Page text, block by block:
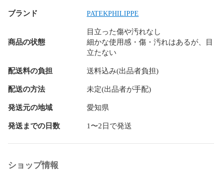
約17cm
※サイズが気になる方は一度お問い合わせ下さい。
＜風防＞
自動巻き
＜精度＞
平置き日差+3秒
＜防水＞
ブランド PATEKPHILIPPE
商品の状態
目立った傷や汚れなし
細かな使用感・傷・汚れはあるが、目
立たない
配送料の負担 送料込み(出品者負担)
配送の方法 未定(出品者が手配)
発送元の地域 愛知県
発送までの日数 1〜2日で発送
ショップ情報